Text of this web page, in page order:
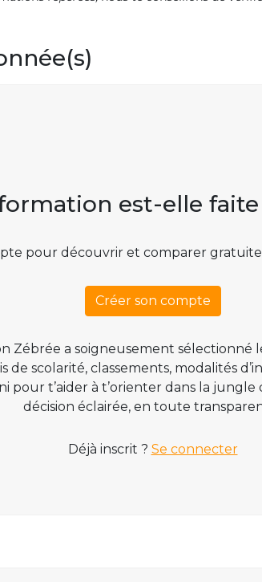
est-elle
pour découvrir et comparer
Créer son compte
Zébrée a soigneusement sélectionné
de scolarité, classements, modalités
pour t’aider à t’orienter dans la
décision éclairée, en toute
Déjà inscrit ? Se connecter